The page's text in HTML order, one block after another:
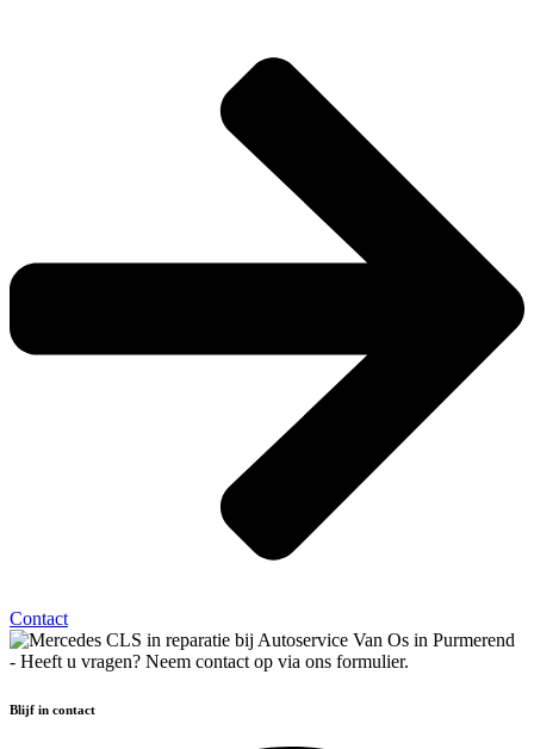
Contact
Blijf in contact